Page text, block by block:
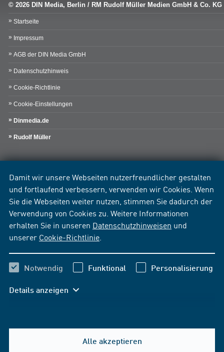
Damit wir unsere Webseiten nutzerfreundlicher gestalten
und fortlaufend verbessern, verwenden wir Cookies. Wenn
Sie die Webseiten weiter nutzen, stimmen Sie dadurch der
Verwendung von Cookies zu. Weitere Informationen
erhalten Sie in unseren Datenschutzhinweisen und
unserer Cookie-Richtlinie
Notwendig Funktional Personalisierung
Details anzeigen
Alle akzeptieren
© 2026 DIN Media, Berlin / RM Rudolf Müller Medien GmbH & Co. KG
Startseite
Impressum
AGB der DIN Media GmbH
Datenschutzhinweis
Cookie-Richtlinie
Cookie-Einstellungen
Dinmedia.de
Rudolf Müller